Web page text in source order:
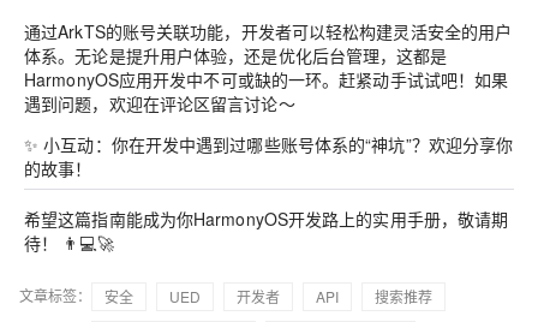
通过ArkTS的账号关联功能，开发者可以轻松构建灵活安全的用户
体系。无论是提升用户体验，还是优化后台管理，这都是
HarmonyOS应用开发中不可或缺的一环。赶紧动手试试吧！如果
遇到问题，欢迎在评论区留言讨论～
✨ 小互动：你在开发中遇到过哪些账号体系的“神坑”？欢迎分享你
的故事！
希望这篇指南能成为你HarmonyOS开发路上的实用手册，敬请期
待！ 👨💻🚀
文章标签： 安全 UED 开发者 API
搜索推荐